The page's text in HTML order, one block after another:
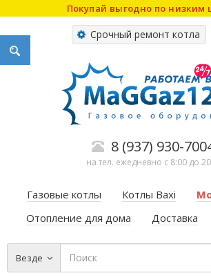
Покупай выгодно по низким
Срочный ремонт котла
8 (937) 930-
на тел. ежедневно с 8:00 до
Газовые котлы Котлы Baxi
Отопление для дома
Доставка
Везде